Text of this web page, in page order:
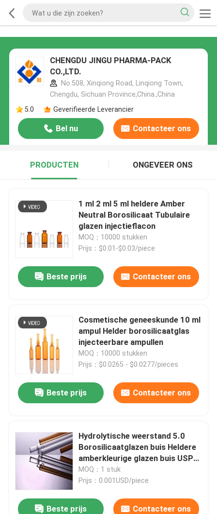
CHENGDU JINGU PHARMA-PACK
CO.,LTD.
No.508, Xinqiong Road, Linqiong Town,
Chengdu, Sichuan Province,China.,China
5.0
Geverifieerde Leverancier
Bel nu Contacteer ons
PRODUCTEN ONGEVEER ONS
1 ml 2 ml 5 ml heldere Amber
Neutral Borosilicaat Tubulaire
glazen injectieflacon
MOQ：10000 stukken
Prijs：$0.01-$0.03/piece
Beste prijs Contacteer ons
Cosmetische geneeskunde 10 ml
ampul Helder borosilicaatglas
injecteerbare ampullen
MOQ：10000 stukken
Prijs：$0.0265 - $0.0277/pieces
Beste prijs Contacteer ons
Hydrolytische weerstand 5.0
Borosilicaatglazen buis Heldere
amberkleurige glazen buis USP
Type I
MOQ：1 stuk
Prijs：0.001USD/piece
Beste prijs Contacteer ons